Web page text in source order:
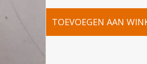
TOEVOEGEN AAN